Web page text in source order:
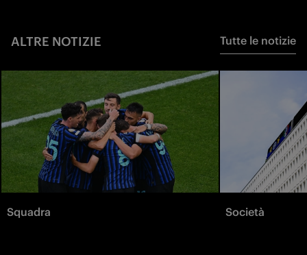
ALTRE NOTIZIE Tutte le notizie
Squadra Società